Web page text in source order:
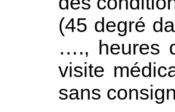
(45 degré
…., heures
visite
sans